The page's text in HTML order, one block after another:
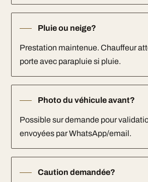
Pluie ou neige?
Prestation maintenue. Chauffeur
porte avec parapluie si pluie.
Photo du véhicule avant?
Possible sur demande pour
envoyées par WhatsApp/email.
Caution demandée?